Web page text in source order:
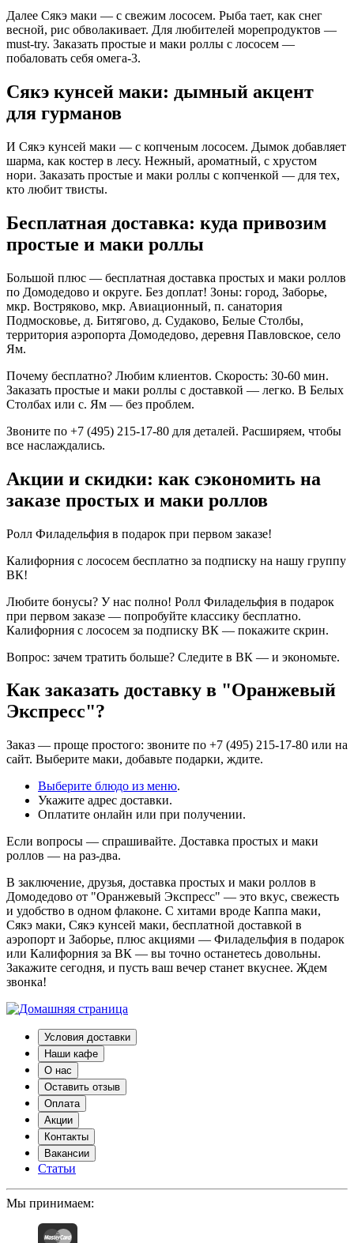
Далее Сякэ маки — с свежим лососем. Рыба тает, как снег
весной, рис обволакивает. Для любителей морепродуктов —
must-try. Заказать простые и маки роллы с лососем —
побаловать себя омега-3.
Сякэ кунсей маки: дымный акцент
для гурманов
И Сякэ кунсей маки — с копченым лососем. Дымок добавляет
шарма, как костер в лесу. Нежный, ароматный, с хрустом
нори. Заказать простые и маки роллы с копченкой — для тех,
кто любит твисты.
Бесплатная доставка: куда привозим
простые и маки роллы
Большой плюс — бесплатная доставка простых и маки роллов
по Домодедово и округе. Без доплат! Зоны: город, Заборье,
мкр. Востряково, мкр. Авиационный, п. санатория
Подмосковье, д. Битягово, д. Судаково, Белые Столбы,
территория аэропорта Домодедово, деревня Павловское, село
Ям.
Почему бесплатно? Любим клиентов. Скорость: 30-60 мин.
Заказать простые и маки роллы с доставкой — легко. В Белых
Столбах или с. Ям — без проблем.
Звоните по +7 (495) 215-17-80 для деталей. Расширяем, чтобы
все наслаждались.
Акции и скидки: как сэкономить на
заказе простых и маки роллов
Ролл Филадельфия в подарок при первом заказе!
Калифорния с лососем бесплатно за подписку на нашу группу
ВК!
Любите бонусы? У нас полно! Ролл Филадельфия в подарок
при первом заказе — попробуйте классику бесплатно.
Калифорния с лососем за подписку ВК — покажите скрин.
Вопрос: зачем тратить больше? Следите в ВК — и экономьте.
Как заказать доставку в "Оранжевый
Экспресс"?
Заказ — проще простого: звоните по +7 (495) 215-17-80 или на
сайт. Выберите маки, добавьте подарки, ждите.
Выберите блюдо из меню.
Укажите адрес доставки.
Оплатите онлайн или при получении.
Если вопросы — спрашивайте. Доставка простых и маки
роллов — на раз-два.
В заключение, друзья, доставка простых и маки роллов в
Домодедово от "Оранжевый Экспресс" — это вкус, свежесть
и удобство в одном флаконе. С хитами вроде Каппа маки,
Сякэ маки, Сякэ кунсей маки, бесплатной доставкой в
аэропорт и Заборье, плюс акциями — Филадельфия в подарок
или Калифорния за ВК — вы точно останетесь довольны.
Закажите сегодня, и пусть ваш вечер станет вкуснее. Ждем
звонка!
Условия доставки
Наши кафе
О нас
Оставить отзыв
Оплата
Акции
Контакты
Вакансии
Статьи
Мы принимаем: